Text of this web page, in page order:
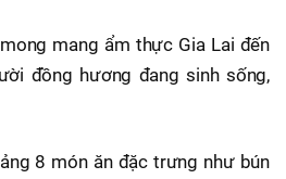
mang ẩm thực Gia Lai đến
đồng hương đang sinh sống,
8 món ăn đặc trưng như bún